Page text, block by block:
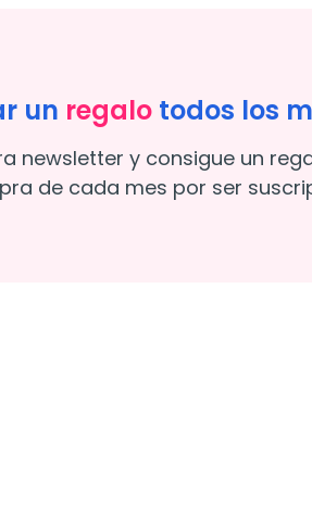
un regalo todos los
newsletter y consigue un
de cada mes por ser